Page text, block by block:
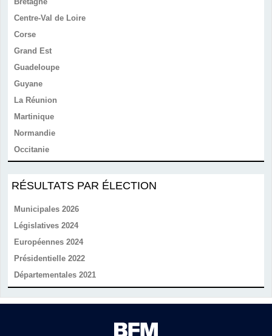
Centre-Val de Loire
Corse
Grand Est
Guadeloupe
Guyane
La Réunion
Martinique
Normandie
Occitanie
RÉSULTATS PAR ÉLECTION
Municipales 2026
Législatives 2024
Européennes 2024
Présidentielle 2022
Départementales 2021